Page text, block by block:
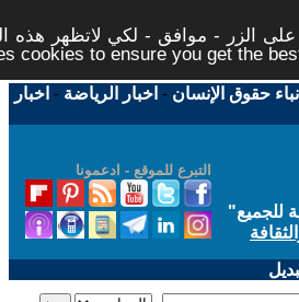
الزر - موافق - لكي لاتظهر هذه
cookies to ensure you get the
حقوق الإنسان - اخبار الرياضة - اخبار
التبرع للموقع - ادعمونا
للجميع"